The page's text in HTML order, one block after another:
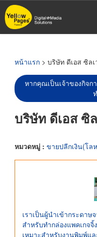
ข้าม
ไป
หน้าแรก > บริษัท ดีเอส ซิล
หากคุณเป็นเจ้าของกิจก
บริษัท ดีเอส ซิ
หมวดหมู่ : ขายปลีกเงิน(โล
เราเป็นผู้นำเข้ากระดา
สำหรับทำกล่องแพคเกจ
เหมาะสำหรับงานพิมพ์แ